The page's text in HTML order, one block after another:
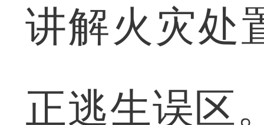
讲解火灾处
正逃生误区